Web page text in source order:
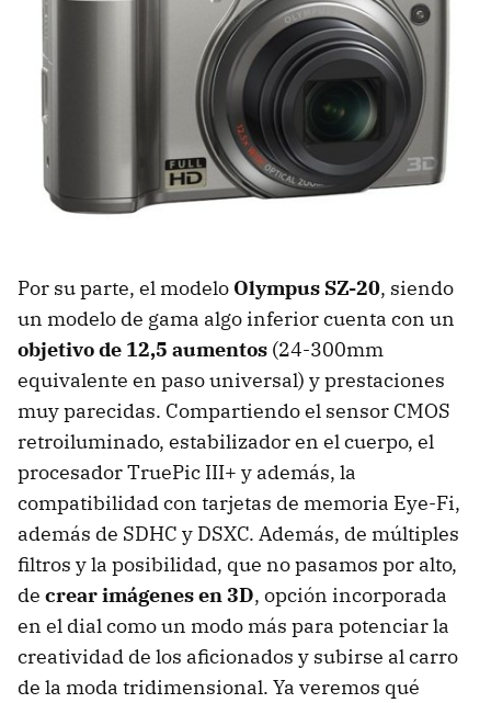
Por su parte, el modelo Olympus SZ-20, siendo
un modelo de gama algo inferior cuenta con un
objetivo de 12,5 aumentos (24-300mm
equivalente en paso universal) y prestaciones
muy parecidas. Compartiendo el sensor CMOS
retroiluminado, estabilizador en el cuerpo, el
procesador TruePic III+ y además, la
compatibilidad con tarjetas de memoria Eye-Fi,
además de SDHC y DSXC. Además, de múltiples
filtros y la posibilidad, que no pasamos por alto,
de crear imágenes en 3D, opción incorporada
en el dial como un modo más para potenciar la
creatividad de los aficionados y subirse al carro
de la moda tridimensional. Ya veremos qué